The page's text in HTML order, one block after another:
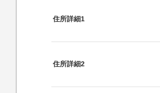
住所詳細1
住所詳細2